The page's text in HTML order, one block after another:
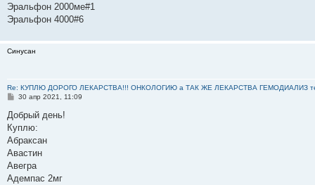
Эральфон 2000ме#1
Эральфон 4000#6
Синусан
Re: КУПЛЮ ДОРОГО ЛЕКАРСТВА!!! ОНКОЛОГИЮ а ТАК ЖЕ ЛЕКАРСТВА ГЕМОДИАЛИЗ тел:
С
о
щ
е
н
и
е
30 апр 2021, 11:09
Добрый день!
Куплю:
Абраксан
Авастин
Авегра
Адемпас 2мг